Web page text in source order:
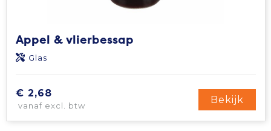
Appel & vlierbessap
Glas
€ 2,68
vanaf excl. btw
Bekijk